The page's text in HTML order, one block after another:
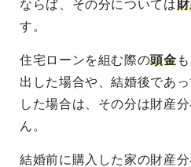
ならば、その分については
す。
住宅ローンを組む際の頭金
出した場合や、結婚後であ
した場合は、その分は財産
ん。
結婚前に購入した家の財産